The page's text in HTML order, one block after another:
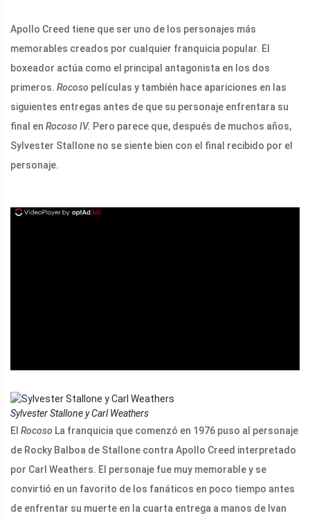
Apollo Creed tiene que ser uno de los personajes más
memorables creados por cualquier franquicia popular. El
boxeador actúa como el principal antagonista en los dos
primeros. Rocoso películas y también hace apariciones en las
siguientes entregas antes de que su personaje enfrentara su
final en Rocoso IV. Pero parece que, después de muchos años,
Sylvester Stallone no se siente bien con el final recibido por el
personaje.
Sylvester Stallone y Carl Weathers
El Rocoso La franquicia que comenzó en 1976 puso al personaje
de Rocky Balboa de Stallone contra Apollo Creed interpretado
por Carl Weathers. El personaje fue muy memorable y se
convirtió en un favorito de los fanáticos en poco tiempo antes
de enfrentar su muerte en la cuarta entrega a manos de Ivan